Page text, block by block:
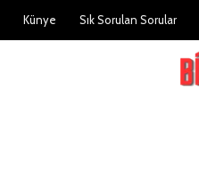
Künye Sık Sorulan Sorular